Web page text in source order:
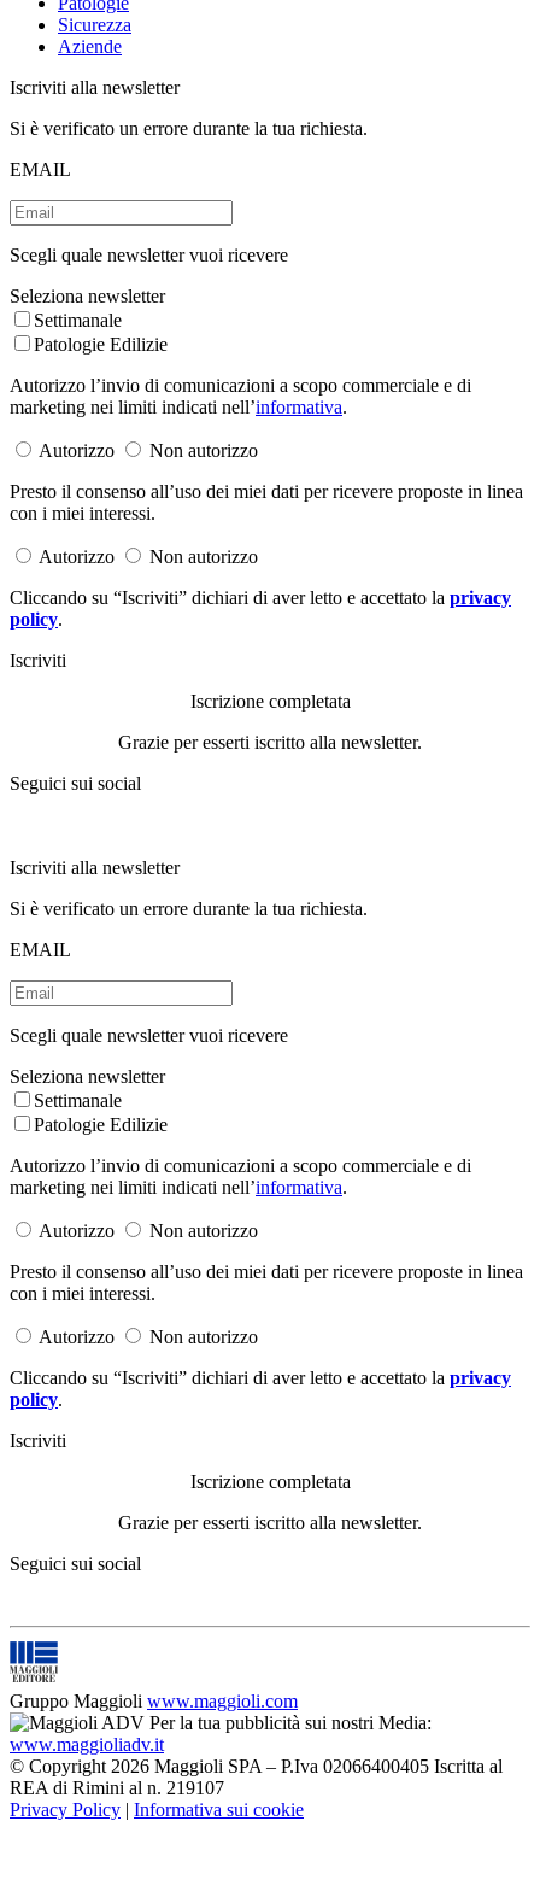
Sicurezza
Aziende
Iscriviti alla newsletter
Si è verificato un errore durante la tua richiesta.
EMAIL
Scegli quale newsletter vuoi ricevere
Seleziona newsletter
Settimanale
Patologie Edilizie
Autorizzo l’invio di comunicazioni a scopo commerciale e di
marketing nei limiti indicati nell’informativa.
Autorizzo
Non autorizzo
Presto il consenso all’uso dei miei dati per ricevere proposte in linea
con i miei interessi.
Autorizzo
Non autorizzo
Cliccando su “Iscriviti” dichiari di aver letto e accettato la privacy
policy.
Iscriviti
Iscrizione completata
Grazie per esserti iscritto alla newsletter.
Seguici sui social
Iscriviti alla newsletter
Si è verificato un errore durante la tua richiesta.
EMAIL
Scegli quale newsletter vuoi ricevere
Seleziona newsletter
Settimanale
Patologie Edilizie
Autorizzo l’invio di comunicazioni a scopo commerciale e di
marketing nei limiti indicati nell’informativa.
Autorizzo
Non autorizzo
Presto il consenso all’uso dei miei dati per ricevere proposte in linea
con i miei interessi.
Autorizzo
Non autorizzo
Cliccando su “Iscriviti” dichiari di aver letto e accettato la privacy
policy.
Iscriviti
Iscrizione completata
Grazie per esserti iscritto alla newsletter.
Seguici sui social
Gruppo Maggioli www.maggioli.com
Per la tua pubblicità sui nostri Media:
www.maggioliadv.it
© Copyright 2026 Maggioli SPA – P.Iva 02066400405 Iscritta al
REA di Rimini al n. 219107
Privacy Policy | Informativa sui cookie